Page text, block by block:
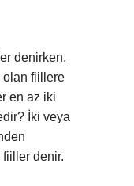
denirken,
olan fiillere
en az iki
İki veya
denir.